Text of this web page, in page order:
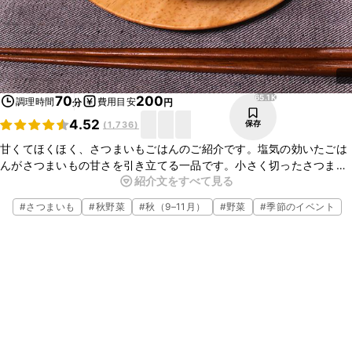
調理時間70分 費用目安200円
4.52 (1,736)
65.1K
保存
甘くてほくほく、さつまいもごはんのご紹介です。塩気の効いたごは
んがさつまいもの甘さを引き立てる一品です。小さく切ったさつまい
もを調味料と一緒にお釜に入れて、炊飯するだけなので、とても簡単
に作れますよ。ぜひ試してみてくださいね。
紹介文をすべて見る
#さつまいも #秋野菜 #秋（9–11月） #野菜 #季節のイベント